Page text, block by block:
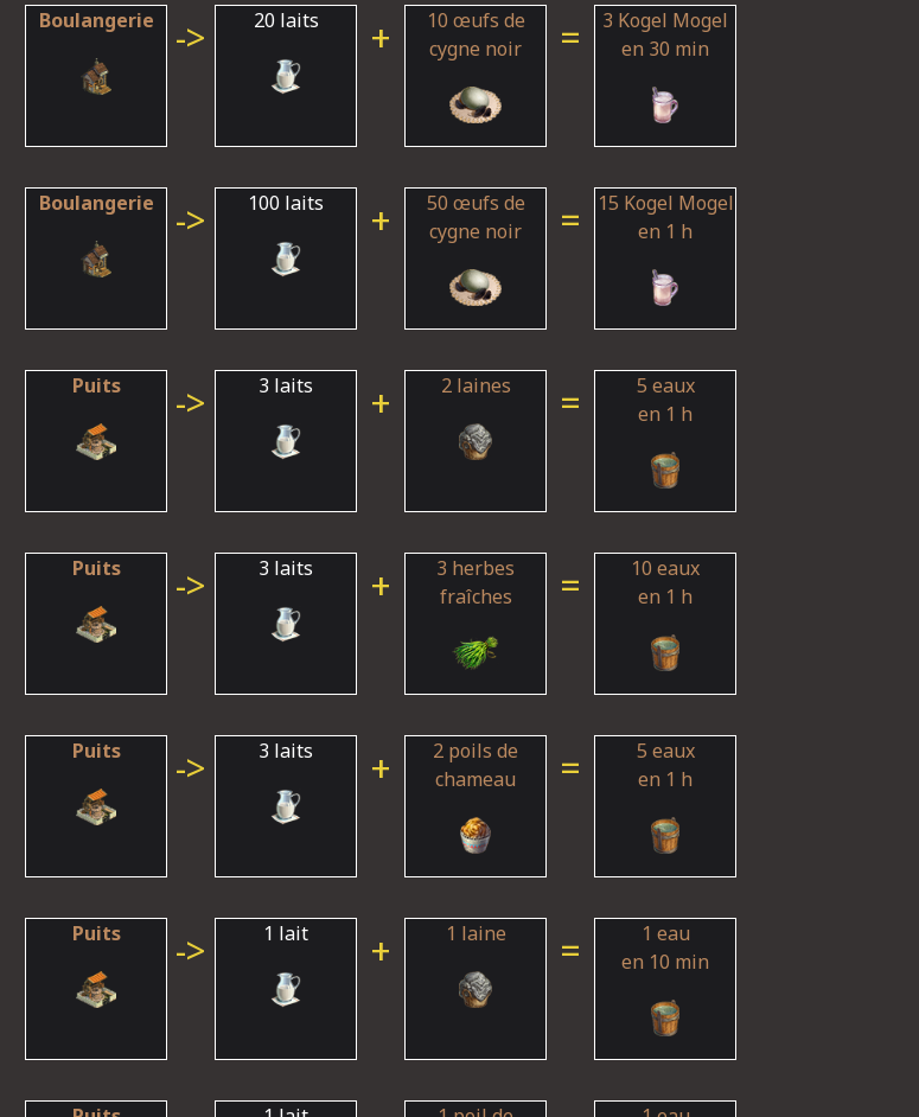
Boulangerie -> 20 laits +
10 œufs de
cygne noir
=
3 Kogel Mogel
en 30 min
Boulangerie -> 100 laits +
50 œufs de
cygne noir
=
15 Kogel Mogel
en 1 h
Puits -> 3 laits + 2 laines =
5 eaux
en 1 h
Puits -> 3 laits +
3 herbes
fraîches
=
10 eaux
en 1 h
Puits -> 3 laits +
2 poils de
chameau
=
5 eaux
en 1 h
Puits -> 1 lait + 1 laine =
1 eau
en 10 min